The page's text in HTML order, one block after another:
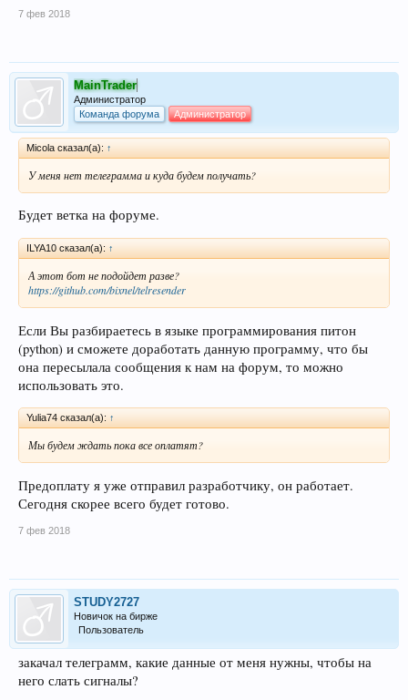
7 фев 2018
MainTrader
Администратор
Команда форума
Администратор
Micola сказал(а): ↑
У меня нет телеграмма и куда будем получать?
Будет ветка на форуме.
ILYA10 сказал(а): ↑
А этот бот не подойдет разве?
https://github.com/bixnel/telresender
Если Вы разбираетесь в языке программирования питон
(python) и сможете доработать данную программу, что бы
она пересылала сообщения к нам на форум, то можно
использовать это.
Yulia74 сказал(а): ↑
Мы будем ждать пока все оплатят?
Предоплату я уже отправил разработчику, он работает.
Сегодня скорее всего будет готово.
7 фев 2018
STUDY2727
Новичок на бирже
Пользователь
закачал телеграмм, какие данные от меня нужны, чтобы на
него слать сигналы?